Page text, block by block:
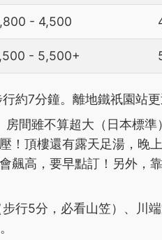
- 4,500
- 5,500+
約7分鐘。離地鐵祇園站
房間雖不算超大（日本標
！頂樓還有露天足湯，晚
飆高，要早點訂！另外，
行5分，必看山笠）、川